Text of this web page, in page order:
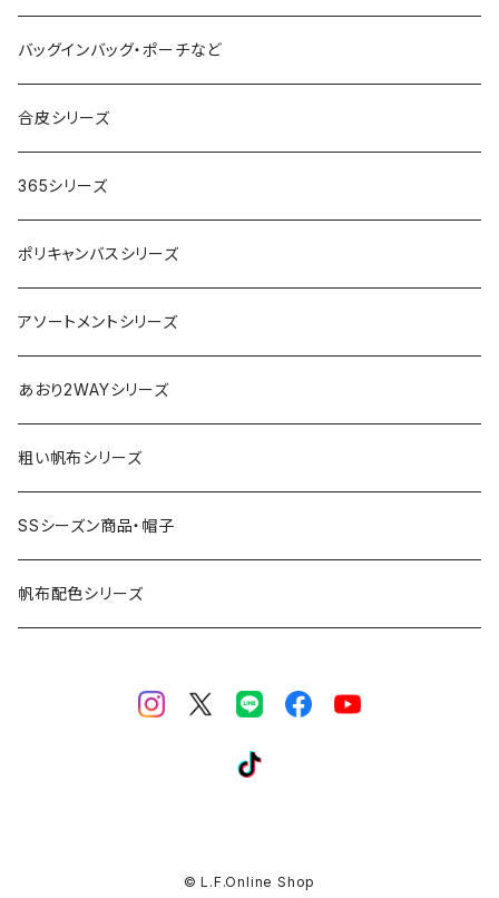
バッグインバッグ・ポーチなど
合皮シリーズ
365シリーズ
ポリキャンバスシリーズ
アソートメントシリーズ
あおり2WAYシリーズ
粗い帆布シリーズ
SSシーズン商品・帽子
帆布配色シリーズ
© L.F.Online Shop